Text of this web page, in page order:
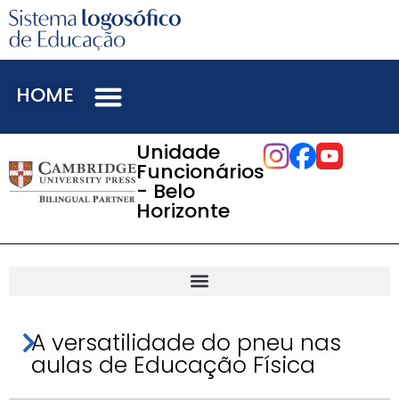
HOME
Unidade
Funcionários
- Belo
Horizonte
A versatilidade do pneu nas
aulas de Educação Física